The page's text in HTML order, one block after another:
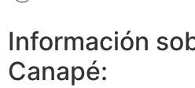
Información
Canapé: